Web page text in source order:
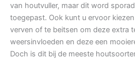
van houtvuller, maar dit word
toegepast. Ook kunt u ervoor
verven of te beitsen om deze extra
weersinvloeden en deze een
Doch is dit bij de meeste